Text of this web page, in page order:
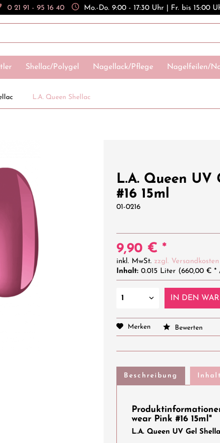
0 21 91 - 95 16 40 Mo.-Do. 9:00 - 17:30 Uhr | Fr. bis 15:00
Shellac/Polygel Nagellack/Pflege Nagelfeilen/
L.A. Queen Shellac
L.A. Queen UV
#16 15ml
01-0216
9,90 € *
inkl. MwSt. zzgl. Versandkosten
Inhalt: 0.015 Liter (660,00 € *
IN DEN
Merken Bewerten
Beschreibung
wear Pink #16 15ml"
L.A. Queen UV Gel